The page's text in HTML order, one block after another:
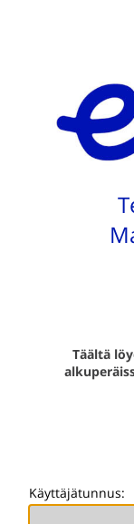
Täältä
Käyttäjätunnus: